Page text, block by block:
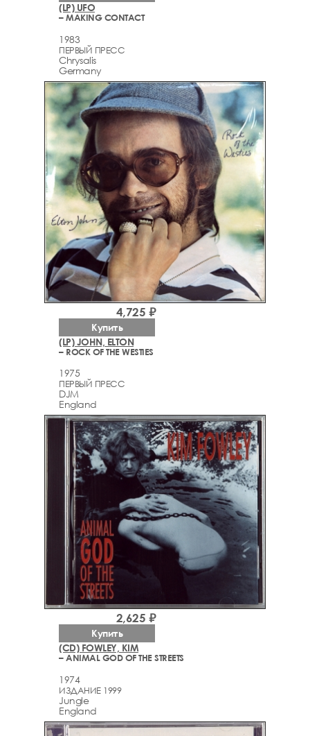
(LP) UFO
– MAKING CONTACT
1983
ПЕРВЫЙ ПРЕСС
Chrysalis
Germany
(LP) JOHN, ELTON
– ROCK OF THE WESTIES
1975
ПЕРВЫЙ ПРЕСС
DJM
England
4,725 ₽
Купить
(CD) FOWLEY, KIM
– ANIMAL GOD OF THE STREETS
1974
ИЗДАНИЕ 1999
Jungle
England
2,625 ₽
Купить